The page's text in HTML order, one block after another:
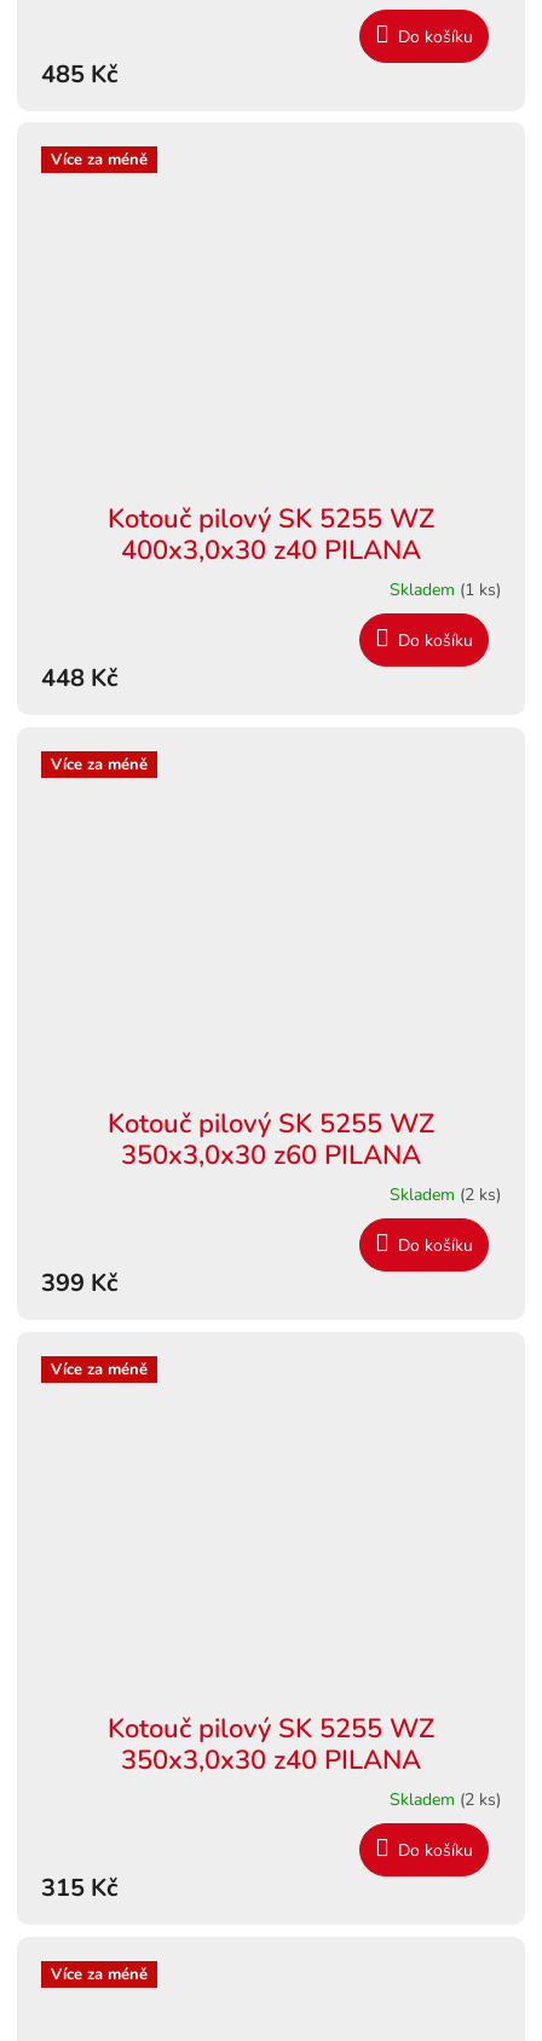
485 Kč
Do košíku
Více za méně
Kotouč pilový SK 5255 WZ
400x3,0x30 z40 PILANA
Skladem (1 ks)
448 Kč
Do košíku
Více za méně
Kotouč pilový SK 5255 WZ
350x3,0x30 z60 PILANA
Skladem (2 ks)
399 Kč
Do košíku
Více za méně
Kotouč pilový SK 5255 WZ
350x3,0x30 z40 PILANA
Skladem (2 ks)
315 Kč
Do košíku
Více za méně